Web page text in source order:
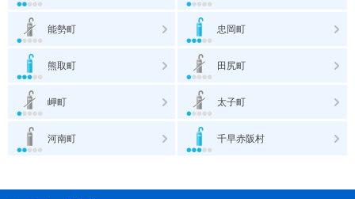
能勢町 忠岡町
熊取町 田尻町
岬町 太子町
河南町 千早赤阪村